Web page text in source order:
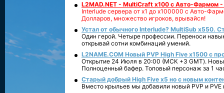
L2MAD.NET - MultiCraft x100 с Авто-Фармом
Interlude сервера от х1 до х100000 с Авто-
Долларов, множество игроков, врывайся!
Устал от обычного Interlude? MultiSub x550.
Один герой. Четыре профессии. Переноси
открывай сотни комбинаций умений.
L2NAME.COM Новый PVP High Five x1500 с
Открытие 24 Июля в 20:00 (МСК +3 GMT).
Полноценный бафер. Топовый персонаж за 1
Старый добрый High Five x5 но с новым
Вместо крыльев мы добавили новый PVP и PVE